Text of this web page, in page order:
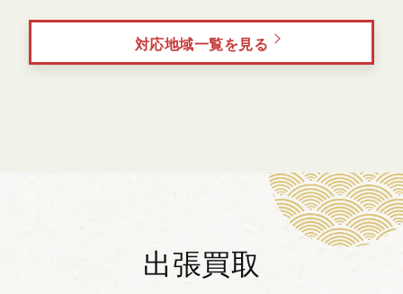
対応地域一覧を見る
出張買取